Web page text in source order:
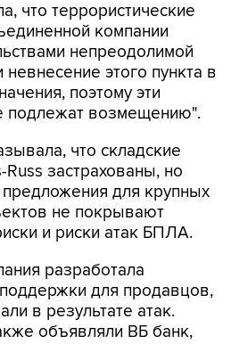
что террористические
компании
непреодолимой
этого пункта в
поэтому эти
подлежат возмещению".
что складские
застрахованы, но
для крупных
не покрывают
и риски атак БПЛА.
разработала
для продавцов,
в результате атак.
объявляли ВБ банк,